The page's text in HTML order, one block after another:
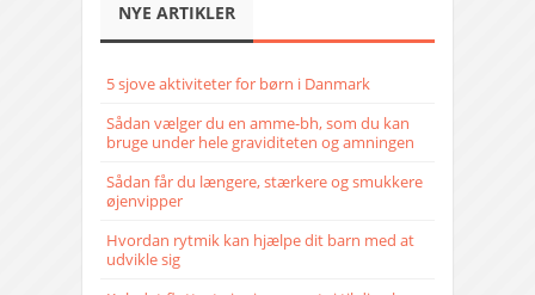
NYE ARTIKLER
5 sjove aktiviteter for børn i Danmark
Sådan vælger du en amme-bh, som du kan
bruge under hele graviditeten og amningen
Sådan får du længere, stærkere og smukkere
øjenvipper
Hvordan rytmik kan hjælpe dit barn med at
udvikle sig